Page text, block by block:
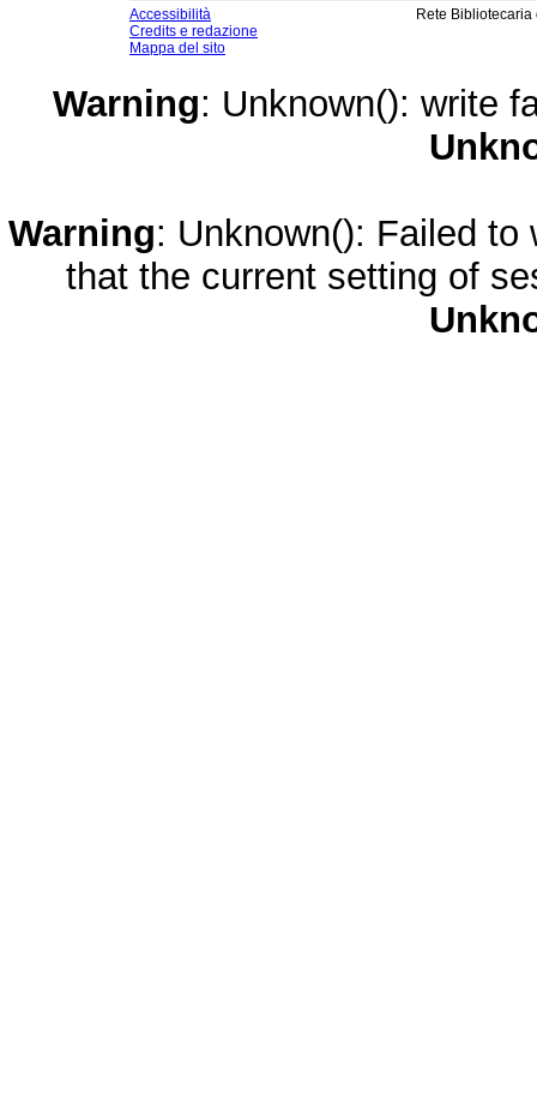
Accessibilità
Credits e redazione
Mappa del sito
Rete
Warning: Unknown(): write
Warning: Unknown(): Failed
that the current setting of